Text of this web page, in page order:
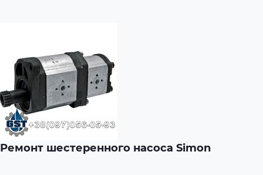
Ремонт шестеренного насоса Simon